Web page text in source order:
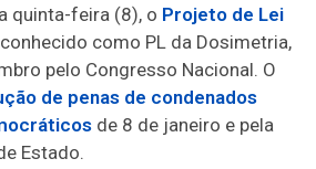
quinta-feira (8), o Projeto de Lei
conhecido como PL da Dosimetria,
pelo Congresso Nacional. O
de penas de condenados
de 8 de janeiro e pela
Estado.